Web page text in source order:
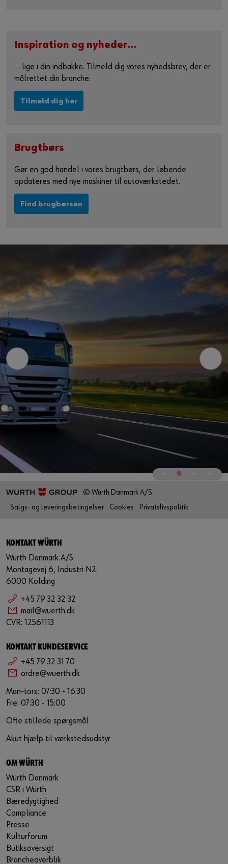
Inspiration og nyheder…
… lige i din indbakke. Tilmeld dig vores nyhedsbrev, der er
målrettet din branche.
Tilmeld dig her
Brugtbørs
Gør en god handel i vores brugtbørs, der løbende
opdateres med nye maskiner til autoværkstedet.
Find brugbørsen
© Würth Danmark A/S
Salgs- og leveringsbetingelser
Cookies Privatslivspolitik
KONTAKT WÜRTH
Würth Danmark A/S
Montagevej 6, Industri N2
6000 Kolding
+45 79 32 32 32
mail@wuerth.dk
CVR: 12561113
KONTAKT KUNDESERVICE
+45 79 32 31 70
ordre@wuerth.dk
Man-tors: 07:30 - 16:30
Fre: 07:30 - 15:00
Ofte stillede spørgsmål
Akut hjælp til værkstedsudstyr
OM WÜRTH
Würth Danmark
CSR i Würth
Bæredygtighed
Compliance
Presse
Kulturforum
Butiksoversigt
Brancheoverblik